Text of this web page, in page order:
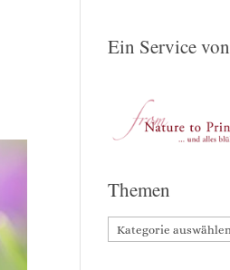
Ein Service von
Themen
Themen